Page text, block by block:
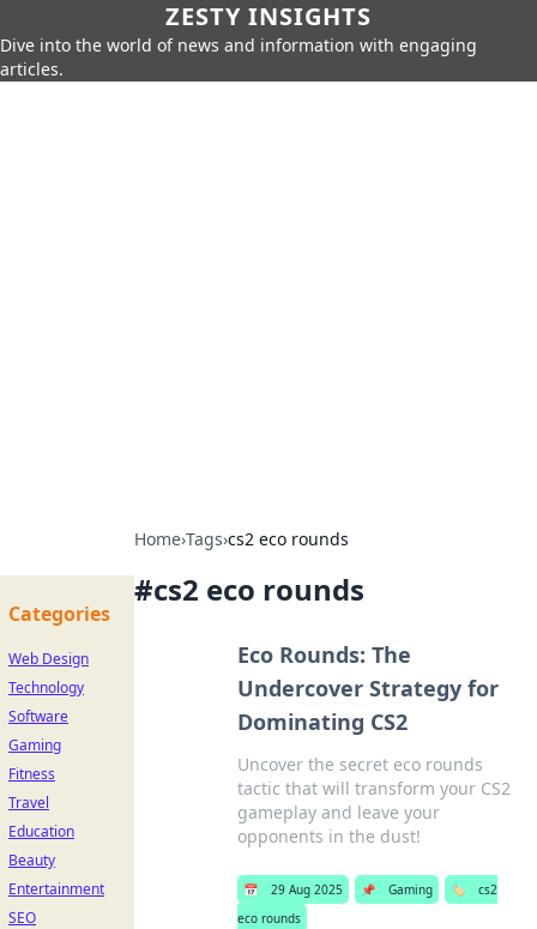
ZESTY INSIGHTS
Dive into the world of news and information with engaging
articles.
Home›Tags›cs2 eco rounds
#cs2 eco rounds
Eco Rounds: The
Undercover Strategy for
Dominating CS2
Uncover the secret eco rounds
tactic that will transform your CS2
gameplay and leave your
opponents in the dust!
📅 29 Aug 2025 📌 Gaming 🏷️
cs2
eco rounds
Categories
Web Design
Technology
Software
Gaming
Fitness
Travel
Education
Beauty
Entertainment
SEO